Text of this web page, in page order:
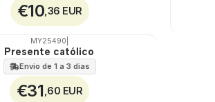
€10 ,36 EUR
MY25490
Presente católico
Envio de 1 a 3 dias
€31 ,60 EUR